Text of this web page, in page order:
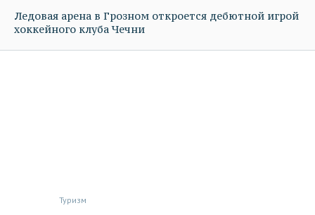
Ледовая арена в Грозном откроется дебютной игрой
хоккейного клуба Чечни
Туризм